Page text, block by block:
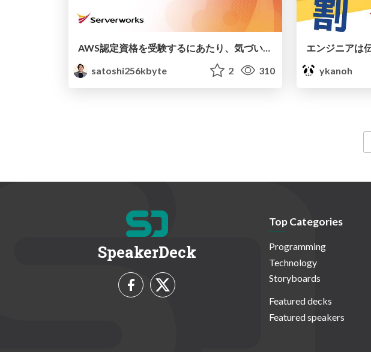
satoshi256kbyte
2 310
ykanoh
SpeakerDeck
Top Categories
Programming
Technology
Storyboards
Featured decks
Featured speakers